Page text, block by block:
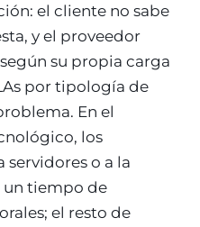
el cliente no sabe
y el proveedor
su propia carga
por tipología de
En el
los
servidores o a la
un tiempo de
el resto de